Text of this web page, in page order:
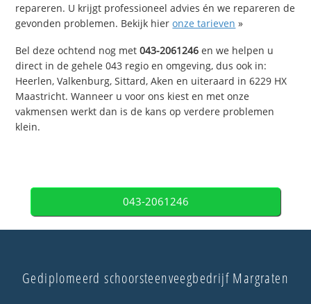
repareren. U krijgt professioneel advies én we repareren de
gevonden problemen. Bekijk hieronze tarieven »
Bel deze ochtend nog met043-2061246 en we helpen u
direct in de gehele 043 regio en omgeving, dus ook in:
Heerlen, Valkenburg, Sittard, Aken en uiteraard in 6229 HX
Maastricht. Wanneer u voor ons kiest en met onze
vakmensen werkt dan is de kans op verdere problemen
klein.
043-2061246
Gediplomeerd schoorsteenveegbedrijf Margraten